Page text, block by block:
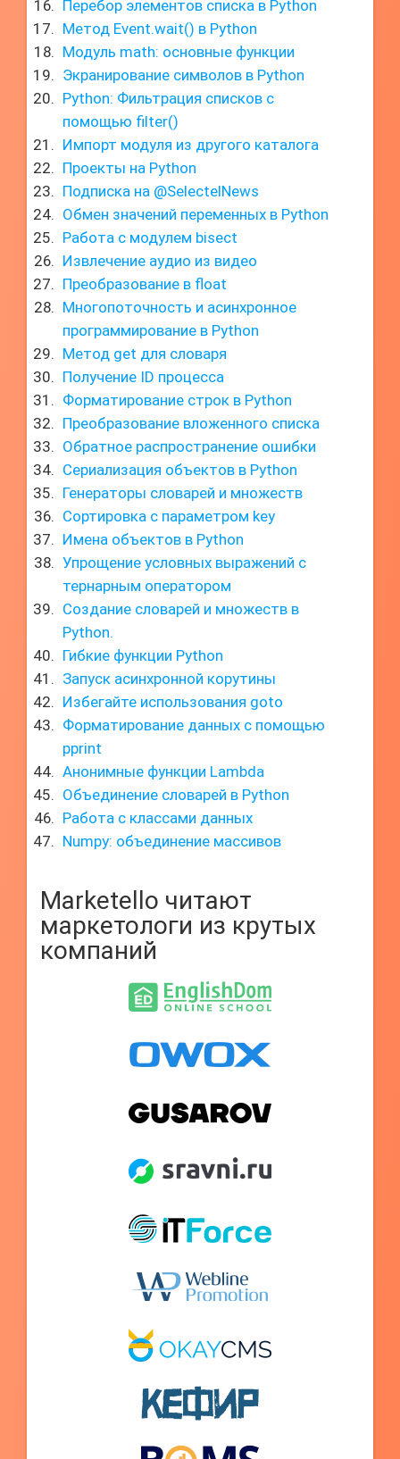
Перебор элементов списка в Python
Метод Event.wait() в Python
Модуль math: основные функции
Экранирование символов в Python
Python: Фильтрация списков с
помощью filter()
Импорт модуля из другого каталога
Проекты на Python
Подписка на @SelectelNews
Обмен значений переменных в Python
Работа с модулем bisect
Извлечение аудио из видео
Преобразование в float
Многопоточность и асинхронное
программирование в Python
Метод get для словаря
Получение ID процесса
Форматирование строк в Python
Преобразование вложенного списка
Обратное распространение ошибки
Сериализация объектов в Python
Генераторы словарей и множеств
Сортировка с параметром key
Имена объектов в Python
Упрощение условных выражений с
тернарным оператором
Создание словарей и множеств в
Python.
Гибкие функции Python
Запуск асинхронной корутины
Избегайте использования goto
Форматирование данных с помощью
pprint
Анонимные функции Lambda
Объединение словарей в Python
Работа с классами данных
Numpy: объединение массивов
Marketello читают
маркетологи из крутых
компаний